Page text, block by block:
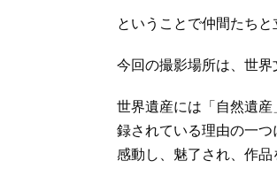
ということで仲間たち
今回の撮影場所は、世界
世界遺産には「自然遺
録されている理由の一
感動し、魅了され、作品